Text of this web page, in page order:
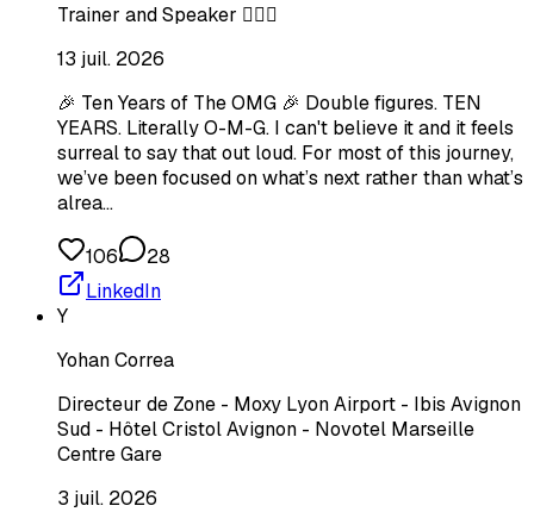
Trainer and Speaker 🙋🏼‍♀️
13 juil. 2026
🎉 Ten Years of The OMG 🎉 Double figures. TEN
YEARS. Literally O-M-G. I can't believe it and it feels
surreal to say that out loud. For most of this journey,
we’ve been focused on what’s next rather than what’s
alrea…
106
28
LinkedIn
Y
Yohan Correa
Directeur de Zone - Moxy Lyon Airport - Ibis Avignon
Sud - Hôtel Cristol Avignon - Novotel Marseille
Centre Gare
3 juil. 2026